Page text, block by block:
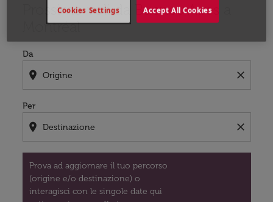
Prossimo voli da Buenos Aires a
Montréal
Da
location_on close
Per
location_on close
Prova ad aggiornare il tuo percorso
(origine e/o destinazione) o
interagisci con le singole date qui
Prova ad aggiornare il tuo percorso (origine e/o
Accept All Cookies
Cookies Settings